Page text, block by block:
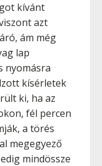
kívánt
azt
ám még
lap
nyomásra
kísérletek
ki, ha az
fél percen
a törés
megegyező
mindössze